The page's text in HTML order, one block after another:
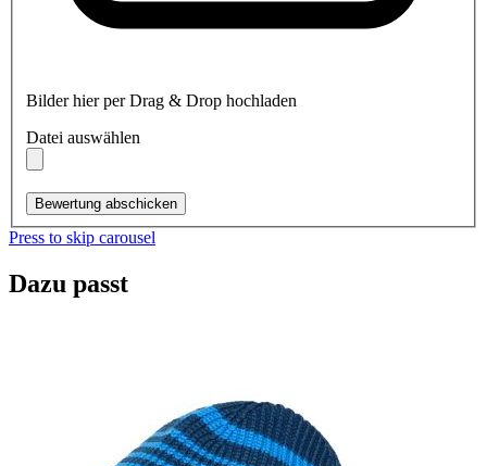
Bilder hier per Drag & Drop hochladen
Datei auswählen
Bewertung abschicken
Press to skip carousel
Dazu passt